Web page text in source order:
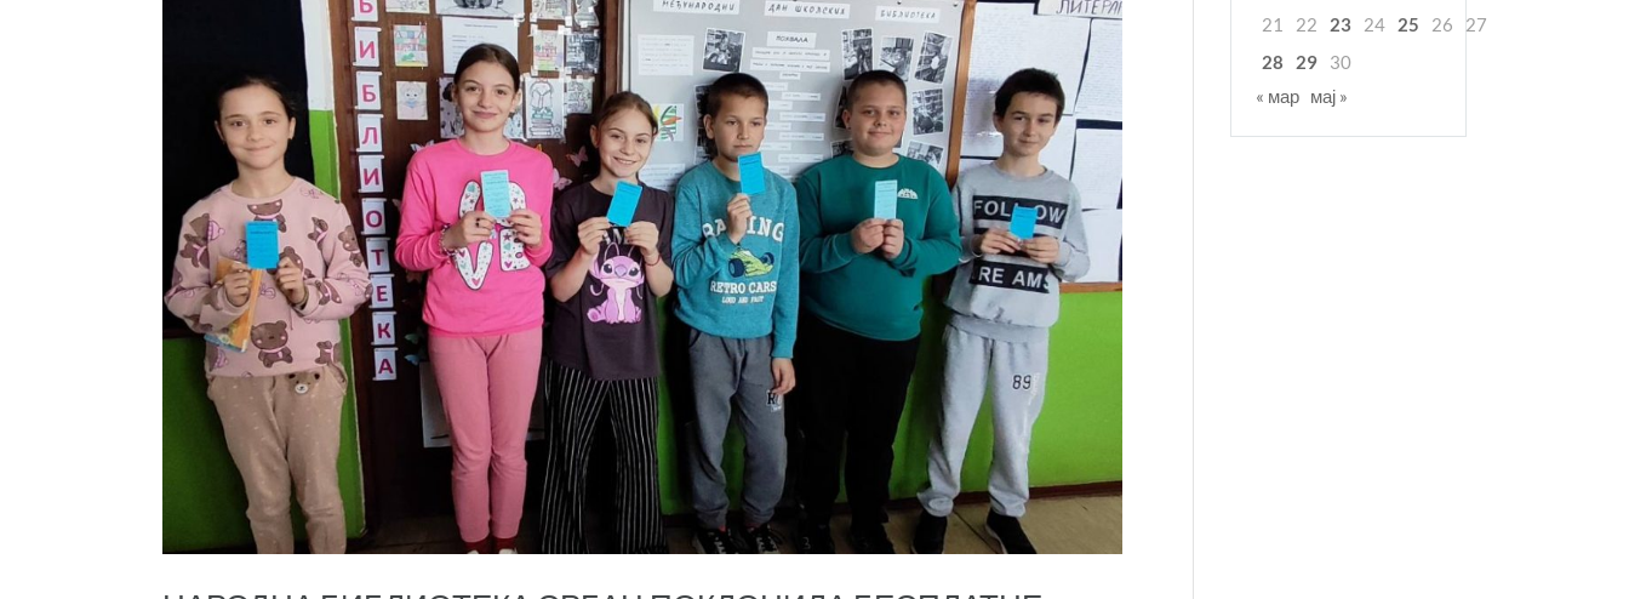
21
22 23 24 25 26
27
28
29
30
« мар мај »